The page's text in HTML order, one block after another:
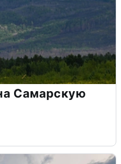
Самарскую